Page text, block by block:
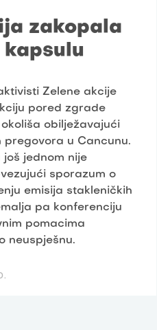
zakopala
Zelene akcije
pored zgrade
obilježavajući
u Cancunu.
još jednom nije
sporazum o
emisija stakleničkih
pa konferenciju
pomacima
neuspješnu.